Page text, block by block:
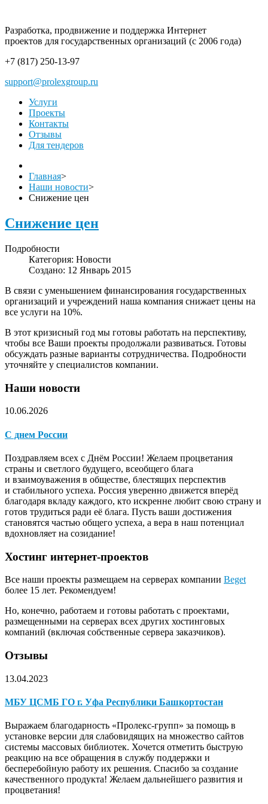
Разработка, продвижение и поддержка Интернет
проектов для государственных организаций (с 2006 года)
+7 (817) 250-13-97
support@prolexgroup.ru
Услуги
Проекты
Контакты
Отзывы
Для тендеров
Главная>
Наши новости>
Снижение цен
Снижение цен
Подробности
Категория: Новости
Создано: 12 Январь 2015
В связи с уменьшением финансирования государственных
организаций и учреждений наша компания снижает цены на
все услуги на 10%.
В этот кризисный год мы готовы работать на перспективу,
чтобы все Ваши проекты продолжали развиваться. Готовы
обсуждать разные варианты сотрудничества. Подробности
уточняйте у специалистов компании.
Наши новости
10.06.2026
С днем России
Поздравляем всех с Днём России! Желаем процветания
страны и светлого будущего, всеобщего блага
и взаимоуважения в обществе, блестящих перспектив
и стабильного успеха. Россия уверенно движется вперёд
благодаря вкладу каждого, кто искренне любит свою страну и
готов трудиться ради её блага. Пусть ваши достижения
становятся частью общего успеха, а вера в наш потенциал
вдохновляет на созидание!
Хостинг интернет-проектов
Все наши проекты размещаем на серверах компании Beget
более 15 лет. Рекомендуем!
Но, конечно, работаем и готовы работать с проектами,
размещенными на серверах всех других хостинговых
компаний (включая собственные сервера заказчиков).
Отзывы
13.04.2023
МБУ ЦСМБ ГО г. Уфа Республики Башкортостан
Выражаем благодарность «Пролекс-групп» за помощь в
установке версии для слабовидящих на множество сайтов
системы массовых библиотек. Хочется отметить быструю
реакцию на все обращения в службу поддержки и
бесперебойную работу их решения. Спасибо за создание
качественного продукта! Желаем дальнейшего развития и
процветания!